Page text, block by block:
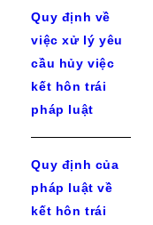
Quy định về
việc xử lý yêu
cầu hủy việc
kết hôn trái
pháp luật
Quy định của
pháp luật về
kết hôn trái